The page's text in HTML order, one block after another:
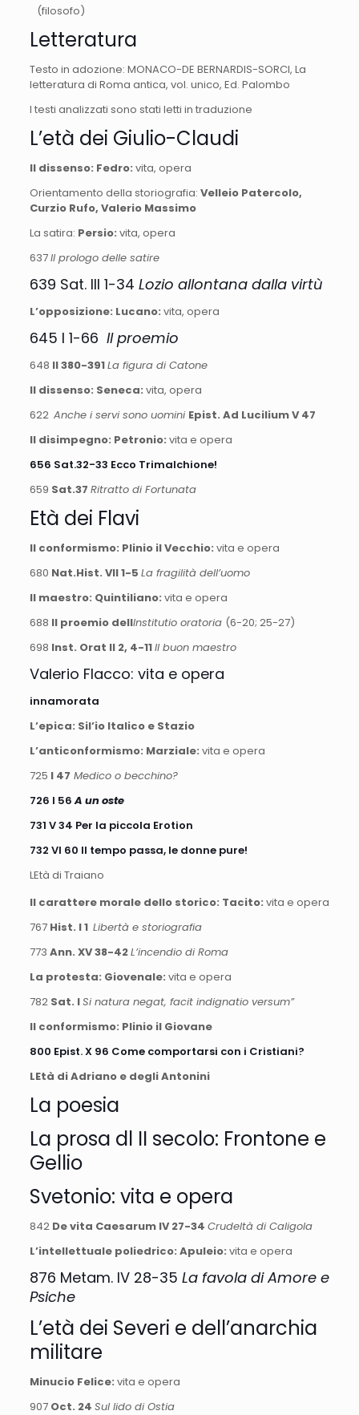
(filosofo)
Letteratura
Testo in adozione: MONACO-DE BERNARDIS-SORCI, La
letteratura di Roma antica, vol. unico, Ed. Palombo
I testi analizzati sono stati letti in traduzione
L’età dei Giulio-Claudi
Il dissenso: Fedro: vita, opera
Orientamento della storiografia: Velleio Patercolo,
Curzio Rufo, Valerio Massimo
La satira: Persio: vita, opera
637Il prologo delle satire
639 Sat. III 1-34 Lozio allontana dalla virtù
L’opposizione: Lucano: vita, opera
645 I 1-66 Il proemio
648 II 380-391La figura di Catone
Il dissenso: Seneca: vita, opera
622 Anche i servi sono uomini Epist. Ad Lucilium V 47
Il disimpegno: Petronio: vita e opera
656 Sat.32-33 Ecco Trimalchione!
659 Sat.37 Ritratto di Fortunata
Età dei Flavi
Il conformismo: Plinio il Vecchio: vita e opera
680 Nat.Hist. VII 1-5 La fragilità dell’uomo
Il maestro: Quintiliano: vita e opera
688 Il proemio dellInstitutio oratoria (6-20; 25-27)
698 Inst. Orat II 2, 4-11Il buon maestro
Valerio Flacco: vita e opera
innamorata
L’epica: Sil’io Italico e Stazio
L’anticonformismo: Marziale: vita e opera
725 I 47 Medico o becchino?
726 I 56A un oste
731 V 34 Per la piccola Erotion
732 VI 60 Il tempo passa, le donne pure!
LEtà di Traiano
Il carattere morale dello storico: Tacito: vita e opera
767 Hist. I 1 Libertà e storiografia
773 Ann. XV 38-42L’incendio di Roma
La protesta: Giovenale: vita e opera
782 Sat. ISi natura negat, facit indignatio versum”
Il conformismo: Plinio il Giovane
800 Epist. X 96 Come comportarsi con i Cristiani?
LEtà di Adriano e degli Antonini
La poesia
La prosa dl II secolo: Frontone e
Gellio
Svetonio: vita e opera
842 De vita Caesarum IV 27-34 Crudeltà di Caligola
L’intellettuale poliedrico: Apuleio: vita e opera
876 Metam. IV 28-35 La favola di Amore e
Psiche
L’età dei Severi e dell’anarchia
militare
Minucio Felice: vita e opera
907 Oct. 24 Sul lido di Ostia